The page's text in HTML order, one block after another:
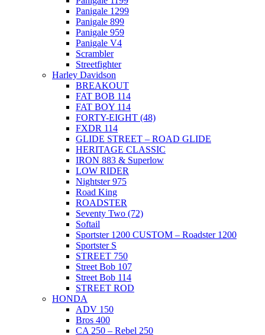
Panigale 1299
Panigale 899
Panigale 959
Panigale V4
Scrambler
Streetfighter
Harley Davidson
BREAKOUT
FAT BOB 114
FAT BOY 114
FORTY-EIGHT (48)
FXDR 114
GLIDE STREET – ROAD GLIDE
HERITAGE CLASSIC
IRON 883 & Superlow
LOW RIDER
Nightster 975
Road King
ROADSTER
Seventy Two (72)
Softail
Sportster 1200 CUSTOM – Roadster 1200
Sportster S
STREET 750
Street Bob 107
Street Bob 114
STREET ROD
HONDA
ADV 150
Bros 400
CA 250 – Rebel 250